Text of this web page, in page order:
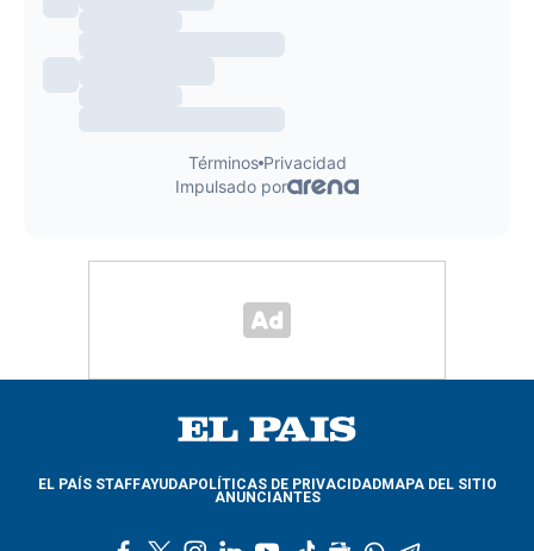
EL PAÍS STAFFAYUDAPOLÍTICAS DE PRIVACIDADMAPA DEL SITIO
ANUNCIANTES